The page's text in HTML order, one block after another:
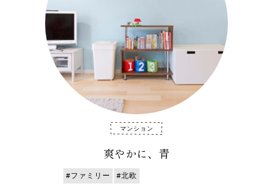
マンション
爽やかに、青
#ファミリー #北欧